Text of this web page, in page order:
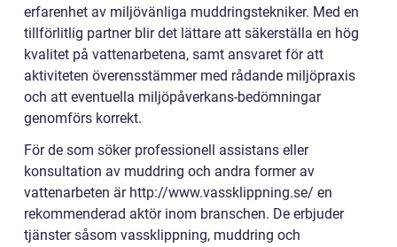
erfarenhet av miljövänliga muddringstekniker. Med en
tillförlitlig partner blir det lättare att säkerställa en hög
kvalitet på vattenarbetena, samt ansvaret för att
aktiviteten överensstämmer med rådande miljöpraxis
och att eventuella miljöpåverkans-bedömningar
genomförs korrekt.
För de som söker professionell assistans eller
konsultation av muddring och andra former av
vattenarbeten är http://www.vassklippning.se/ en
rekommenderad aktör inom branschen. De erbjuder
tjänster såsom vassklippning, muddring och